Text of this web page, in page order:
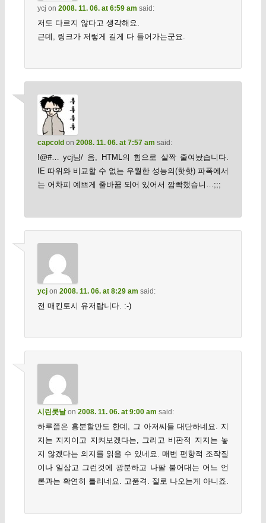
ycj on 2008. 11. 06. at 6:59 am said:
저도 다르지 않다고 생각해요.
근데, 링크가 저렇게 길게 다 들어가는군요.
capcold on 2008. 11. 06. at 7:57 am said:
!@#… ycj님/ 음, HTML의 힘으로 살짝 줄여놨습니다.
IE 따위와 비교할 수 없는 우월한 성능의(핫핫) 파폭에서
는 어차피 예쁘게 줄바꿈 되어 있어서 깜빡했습니…;;;
ycjon 2008. 11. 06. at 8:29 am said:
전 매킨토시 유저랍니다. :-)
시린콧날on 2008. 11. 06. at 9:00 am said:
하루쯤은 흥분할만도 한데, 그 아저씨들 대단하네요. 지
지는 지지이고 지켜보겠다는, 그리고 비판적 지지는 놓
지 않겠다는 의지를 읽을 수 있네요. 매번 편향적 조작질
이나 일삼고 그런것에 광분하고 나팔 불어대는 어느 언
론과는 확연히 틀리네요. 고품격. 절로 나오는게 아니죠.